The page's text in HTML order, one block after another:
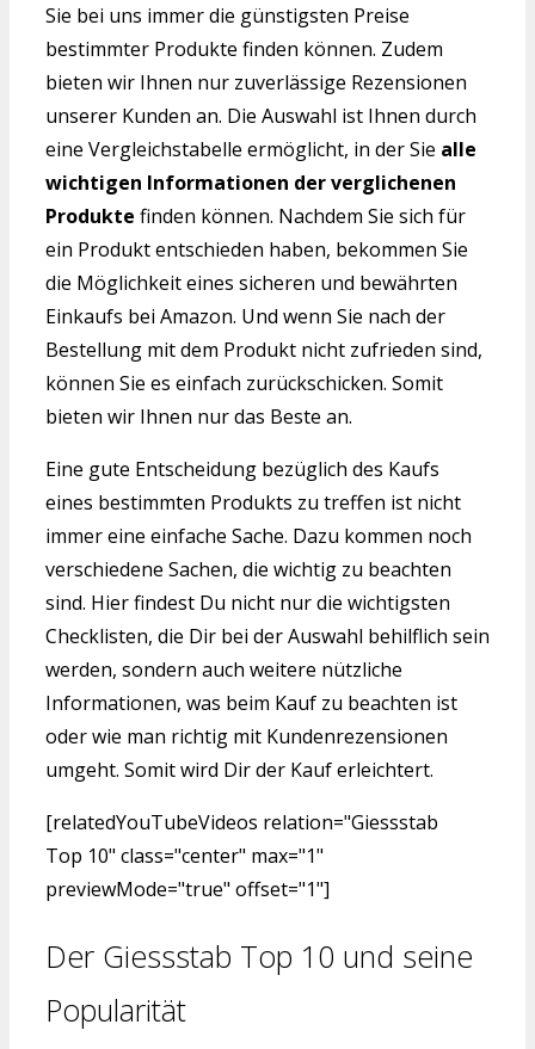
Sie bei uns immer die günstigsten Preise
bestimmter Produkte finden können. Zudem
bieten wir Ihnen nur zuverlässige Rezensionen
unserer Kunden an. Die Auswahl ist Ihnen durch
eine Vergleichstabelle ermöglicht, in der Sie alle
wichtigen Informationen der verglichenen
Produkte finden können. Nachdem Sie sich für
ein Produkt entschieden haben, bekommen Sie
die Möglichkeit eines sicheren und bewährten
Einkaufs bei Amazon. Und wenn Sie nach der
Bestellung mit dem Produkt nicht zufrieden sind,
können Sie es einfach zurückschicken. Somit
bieten wir Ihnen nur das Beste an.
Eine gute Entscheidung bezüglich des Kaufs
eines bestimmten Produkts zu treffen ist nicht
immer eine einfache Sache. Dazu kommen noch
verschiedene Sachen, die wichtig zu beachten
sind. Hier findest Du nicht nur die wichtigsten
Checklisten, die Dir bei der Auswahl behilflich sein
werden, sondern auch weitere nützliche
Informationen, was beim Kauf zu beachten ist
oder wie man richtig mit Kundenrezensionen
umgeht. Somit wird Dir der Kauf erleichtert.
[relatedYouTubeVideos relation="Giessstab
Top 10" class="center" max="1"
previewMode="true" offset="1"]
Der Giessstab Top 10 und seine
Popularität